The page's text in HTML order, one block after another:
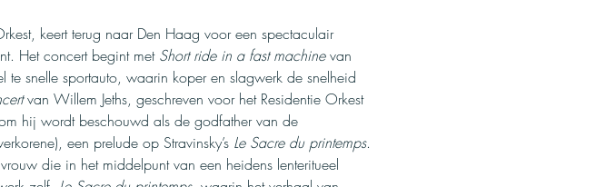
keert terug naar Den Haag voor een spectaculair
Het concert begint met Short ride in a fast machine van
snelle sportauto, waarin koper en slagwerk de snelheid
van Willem Jeths, geschreven voor het Residentie Orkest
hij wordt beschouwd als de godfather van de
een prelude op Stravinsky’s Le Sacre du printemps.
die in het middelpunt van een heidens lenteritueel